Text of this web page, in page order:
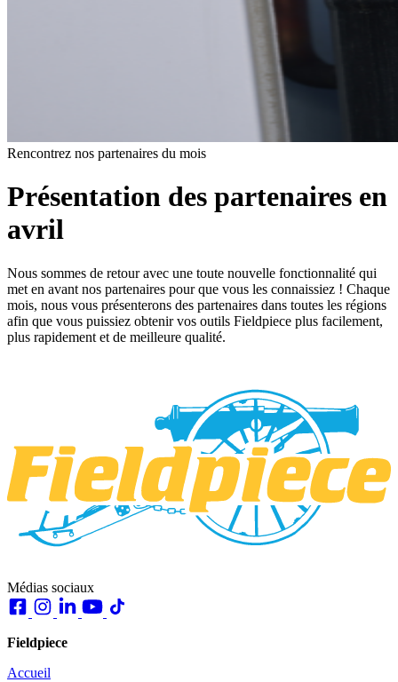
Rencontrez nos partenaires du mois
Présentation des partenaires en
avril
Nous sommes de retour avec une toute nouvelle fonctionnalité qui
met en avant nos partenaires pour que vous les connaissiez ! Chaque
mois, nous vous présenterons des partenaires dans toutes les régions
afin que vous puissiez obtenir vos outils Fieldpiece plus facilement,
plus rapidement et de meilleure qualité.
Médias sociaux
Fieldpiece
Accueil